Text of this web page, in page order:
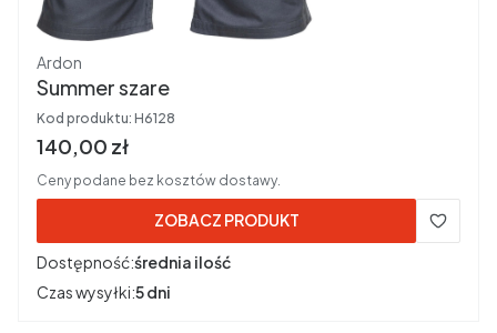
Producent
Ardon
Summer szare
Kod produktu: H6128
Cena brutto
140,00 zł
Ceny podane bez kosztów dostawy.
ZOBACZ PRODUKT
Dostępność:średnia ilość
Czas wysyłki:5 dni